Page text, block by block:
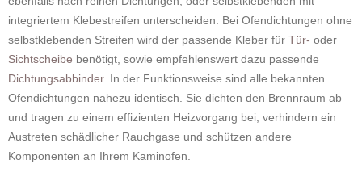
integriertem Klebestreifen unterscheiden. Bei Ofendichtungen ohne
selbstklebenden Streifen wird der passende Kleber für Tür- oder
Sichtscheibe benötigt, sowie empfehlenswert dazu passende
Dichtungsabbinder. In der Funktionsweise sind alle bekannten
Ofendichtungen nahezu identisch. Sie dichten den Brennraum ab
und tragen zu einem effizienten Heizvorgang bei, verhindern ein
Austreten schädlicher Rauchgase und schützen andere
Komponenten an Ihrem Kaminofen.